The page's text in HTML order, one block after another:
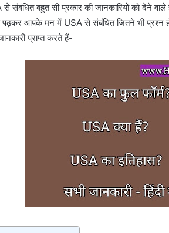
बहुत सी प्रकार की जानकारियों को देने
पढ़कर आपके मन में USA से संबंधित जितने भी प्रश्न
प्राप्त करते हैं-